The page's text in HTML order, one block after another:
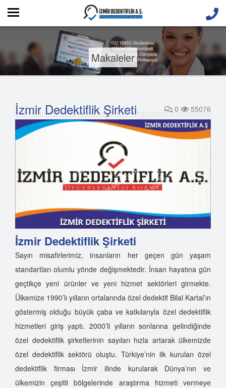
Makaleler
İzmir Dedektiflik Şirketi 0 55076
İzmir Dedektiflik Şirketi
Sayın misafirlerimiz, insanların her geçen gün yaşam
standartları olumlu yönde değişmektedir. İnsan hayatına gün
geçtikçe yeni ürünler ve yeni hizmet sektörleri girmekte.
Ülkemize 1990’lı yılların ortalarında özel dedektif Bilal Kartal’ın
göstermiş olduğu büyük çaba ve katkılarıyla özel dedektiflik
hizmetleri giriş yaptı. 2000’li yılların sonlarına gelindiğinde
özel dedektiflik şirketlerinin sayıları hızla artarak ülkemizde
özel dedektiflik sektörü oluştu. Türkiye’nin ilk kurulan özel
dedektiflik firması İzmir ilinde kurularak Dünya’nın ve
ülkemizin çeşitli bölgelerinde araştırma hizmeti vermeye